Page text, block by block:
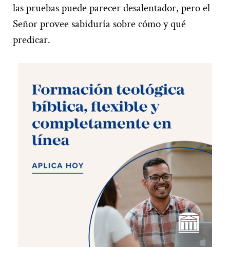
las pruebas puede parecer desalentador, pero el
Señor provee sabiduría sobre cómo y qué
predicar.